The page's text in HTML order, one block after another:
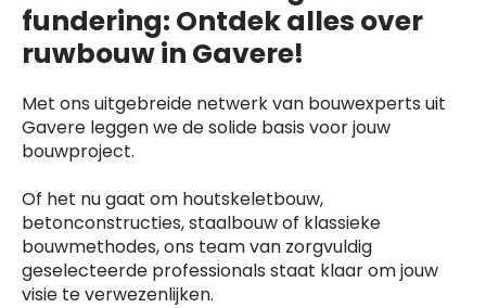
fundering: Ontdek alles over
ruwbouw in Gavere!
Met ons uitgebreide netwerk van bouwexperts uit
Gavere leggen we de solide basis voor jouw
bouwproject.
Of het nu gaat om houtskeletbouw,
betonconstructies, staalbouw of klassieke
bouwmethodes, ons team van zorgvuldig
geselecteerde professionals staat klaar om jouw
visie te verwezenlijken.